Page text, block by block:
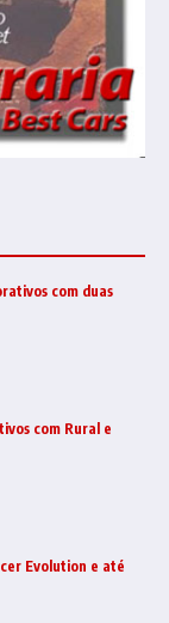
com duas
com Rural e
Evolution e até